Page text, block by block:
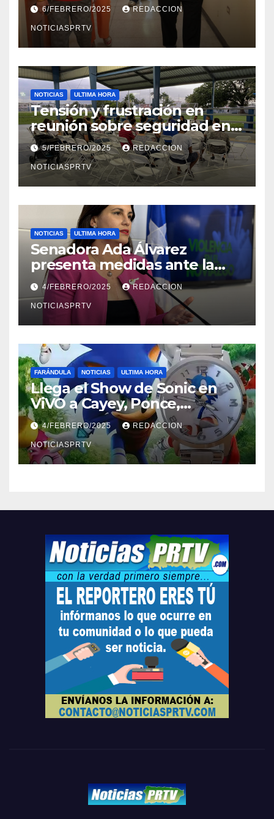
en Mayagüez
6/FEBRERO/2025 REDACCION
NOTICIASPRTV
NOTICIAS ULTIMA HORA
Tensión y frustración en
reunión sobre seguridad en
Reparto Metropolitano
5/FEBRERO/2025 REDACCION
NOTICIASPRTV
NOTICIAS ULTIMA HORA
Senadora Ada Álvarez
presenta medidas ante la
violencia en el noviazgo
4/FEBRERO/2025 REDACCION
NOTICIASPRTV
FARÁNDULA NOTICIAS ULTIMA HORA
Llega el Show de Sonic en
ViVO a Cayey, Ponce,
Barceloneta y Humacao,
Relojes gratis para el que
compre ahora….
4/FEBRERO/2025 REDACCION
NOTICIASPRTV